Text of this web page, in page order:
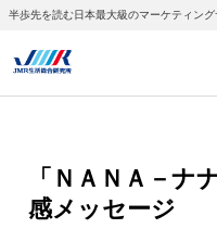
半歩先を読む日本最大級のマーケティン
「ＮＡＮＡ－ナ
感メッセージ